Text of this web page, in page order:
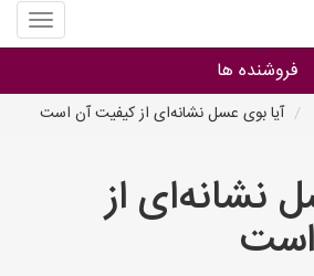
منوی
سایت
عسل
فروشنده ها
استان ها
آیا بوی عسل نشانه‌ای از کیفیت آن است
نشانه‌ای از